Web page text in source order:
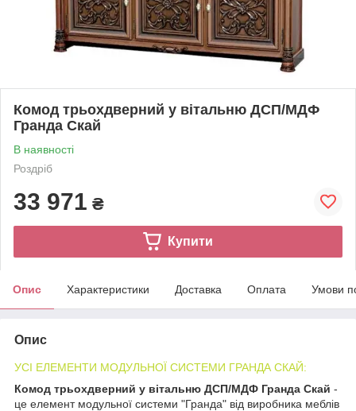
Комод трьохдверний у вітальню ДСП/МДФ
Гранда Скай
В наявності
Роздріб
33 971 ₴
Купити
Опис Характеристики Доставка Оплата Умови
Опис
УСІ ЕЛЕМЕНТИ МОДУЛЬНОЇ СИСТЕМИ ГРАНДА СКАЙ:
Комод трьохдверний у вітальню ДСП/МДФ Гранда Скай -
це елемент модульної системи "Гранда" від виробника меблів